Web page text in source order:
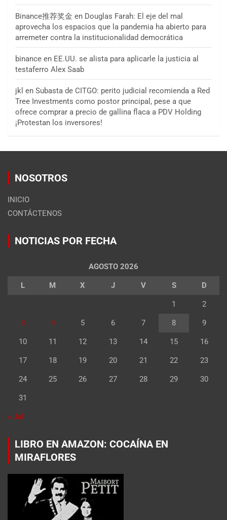
Binance推荐奖金 en Douglas Farah: El eje del mal
aprovecha los espacios que la pandemia ha abierto para
arremeter contra la institucionalidad democrática
binance en EE.UU. se alista para aplicarle la justicia al
testaferro Alex Saab
jkl en Subasta de CITGO: perito judicial recomienda a Red
Tree Investments como postor principal, pese a que
ofrece comprar a precio de gallina flaca a PDV Holding
¡Protestan los inversores!
NOSOTROS
INICIO
CONTÁCTENOS
NOTICIAS POR FECHA
AGOSTO 2026
L M X J V S D
1 2
3 4 5 6 7 8 9
10 11 12 13 14 15 16
17 18 19 20 21 22 23
24 25 26 27 28 29 30
31
« Jul
LIBRO EN AMAZON: COCAÍNA EN
MIRAFLORES